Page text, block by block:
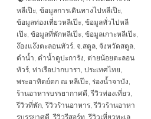
หลีเป๊ะ, ข้อมูลการเดินทางไปหลีเป๊ะ,
ข้อมูลท่องเที่ยวหลีเป๊ะ, ข้อมูลทั่วไปหลี
เป๊ะ, ข้อมูลที่พักหลีเป๊ะ, ข้อมูลเกาะหลีเป๊ะ,
ง๊องแง๊งตะลอนทัวร์, จ.สตูล, จังหวัดสตูล,
ดำน้ำ, ดำน้ำดูปะการัง, ต่ายน้อยตะลอน
ทัวร์, ท่าเรือปากบารา, ประเทศไทย,
พระอาทิตย์ตก ณ หลีเป๊ะ, ร่องน้ำจาบัง,
ร้านอาหารบรรยากาศดี,รีวิวท่องเที่ยว,
รีวิวที่พัก,รีวิวร้านอาหาร,รีวิวร้านอาหา
รบรรยาศดี,รีวิวรีสอร์ท,รีวิวเที่ยวทะเล,